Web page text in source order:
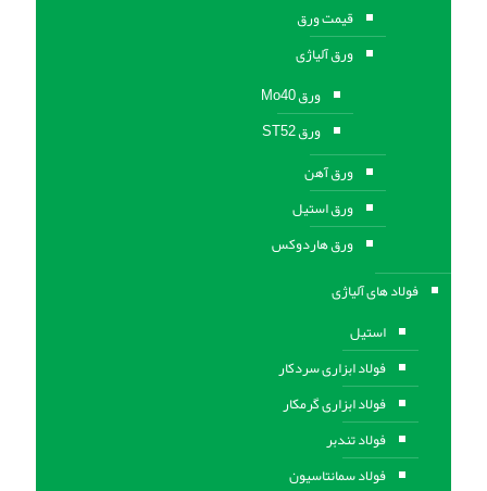
قیمت ورق
ورق آلیاژی
ورق Mo40
ورق ST52
ورق آهن
ورق استيل
ورق هاردوکس
فولاد های آلیاژی
استیل
فولاد ابزاری سردکار
فولاد ابزاری گرمکار
فولاد تندبر
فولاد سمانتاسیون